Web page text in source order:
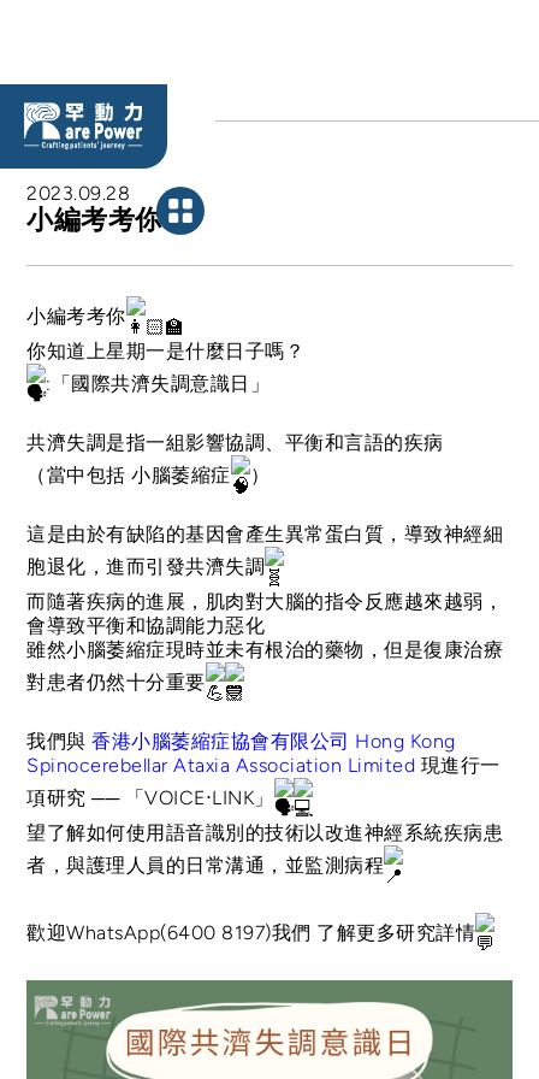
BLOG
2023.09.28
小編考考你
小編考考你
你知道上星期一是什麼日子嗎？
:「國際共濟失調意識日」
共濟失調是指一組影響協調、平衡和言語的疾病
（當中包括 小腦萎縮症
）
這是由於有缺陷的基因會產生異常蛋白質，導致神經細
胞退化，進而引發共濟失調
而隨著疾病的進展，肌肉對大腦的指令反應越來越弱，
會導致平衡和協調能力惡化
雖然小腦萎縮症現時並未有根治的藥物，但是復康治療
對患者仍然十分重要
我們與香港小腦萎縮症協會有限公司 Hong Kong
Spinocerebellar Ataxia Association Limited 現進行一
項研究 ── 「VOICE⋅LINK」
望了解如何使用語音識別的技術以改進神經系統疾病患
者，與護理人員的日常溝通，並監測病程
歡迎WhatsApp(6400 8197)我們 了解更多研究詳情